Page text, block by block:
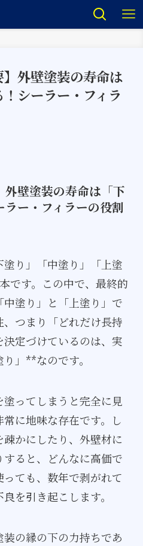
】外壁塗装の寿命は
！シーラー・フィラ
外壁塗装の寿命は「下
ー・フィラーの役割
り」「中塗り」「上塗
です。この中で、最終的
塗り」と「上塗り」で
つまり「どれだけ長持
定づけているのは、実
」**なのです。
ってしまうと完全に見
に地味な存在です。し
かにしたり、外壁材に
ると、どんなに高価で
ても、数年で剥がれて
を引き起こします。
の縁の下の力持ちであ